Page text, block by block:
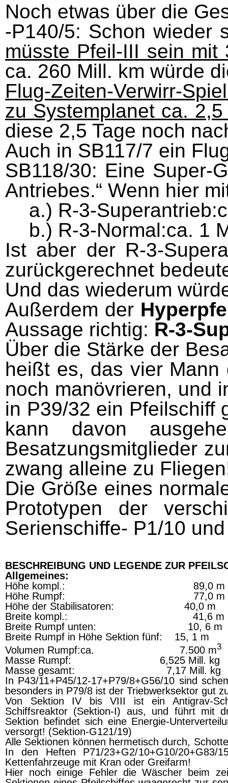
Noch etwas über die
-P140/5: Schon wieder
müsste Pfeil-III sein mit
ca. 260 Mill. km würde
Flug-Zeiten-Verwirr-
zu Systemplanet ca.
diese 2,5 Tage noch
Auch in SB117/7 ein
SB118/30: Eine Super-
Antriebes.“ Wenn hier
a.) R-3-
b.) R-3-Normal:ca. 1
Ist aber der R-3-
zurückgerechnet
Und das wiederum
Außerdem der
Aussage richtig: R-3-
Über die Stärke der
heißt es, das vier Mann
noch manövrieren, und
in P39/32 ein Pfeilschiff
kann davon
Besatzungsmitglieder
zwang alleine zu
Die Größe eines
Prototypen der
Serienschiffe- P1/10
BESCHREIBUNG UND LEGENDE ZUR
Allgemeines:
Höhe kompl.: 89,0 m
Höhe Rumpf: 77,0 m
Höhe der Stabilisatoren: 40,0 m
Breite kompl.:
41,6 m
Breite Rumpf unten: 10, 6 m
Breite Rumpf in Höhe Sektion fünf:
15, 1 m
Volumen Rumpf:ca. 7.500 m3
Masse Rumpf: 6,525 Mill. kg
Masse gesamt: 7,17 Mill. kg
In P43/11+P45/12-17+P79/8+G56/10 sind
besonders in P79/8 ist der Triebwerksektor gut
Von Sektion IV bis VIII ist ein Antigrav-
Schiffsreaktor (Sektion-I) aus, und führt mit
Sektion befindet sich eine Energie-
versorgt! (Sektion-G121/19)
Alle Sektionen können hermetisch durch,
In den Heften P71/23+G2/10+G10/
Kettenfahrzeuge mit Kran oder Greifarm!
Hier noch einige Fehler die Wäscher beim